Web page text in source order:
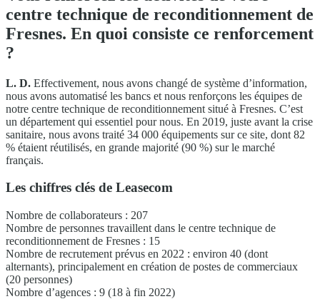
centre technique de reconditionnement de
Fresnes. En quoi consiste ce renforcement
?
L. D. Effectivement, nous avons changé de système d’information,
nous avons automatisé les bancs et nous renforçons les équipes de
notre centre technique de reconditionnement situé à Fresnes. C’est
un département qui essentiel pour nous. En 2019, juste avant la crise
sanitaire, nous avons traité 34 000 équipements sur ce site, dont 82
% étaient réutilisés, en grande majorité (90 %) sur le marché
français.
Les chiffres clés de Leasecom
Nombre de collaborateurs : 207
Nombre de personnes travaillent dans le centre technique de
reconditionnement de Fresnes : 15
Nombre de recrutement prévus en 2022 : environ 40 (dont
alternants), principalement en création de postes de commerciaux
(20 personnes)
Nombre d’agences : 9 (18 à fin 2022)